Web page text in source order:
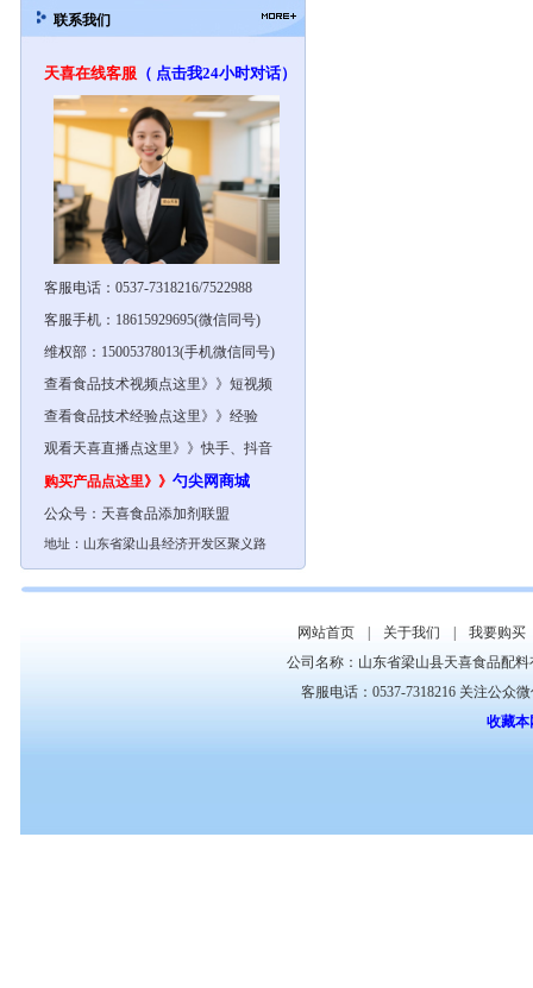
联系我们
天喜在线客服 （ 点击我24小时对话）
客服电话：0537-7318216/7522988
客服手机：18615929695(微信同号)
维权部：15005378013(手机微信同号)
查看食品技术视频点这里》》短视频
查看食品技术经验点这里》》经验
观看天喜直播点这里》》快手、抖音
购买产品点这里》》 勺尖网商城
公众号： 天喜食品添加剂联盟
地址：山东省梁山县经济开发区聚义路
网站首页 关于我们
我要购买
公司名称：山东省梁山县天喜食品配
客服电话：0537-7318216 关注公众
收藏